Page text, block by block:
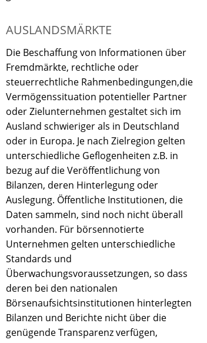
AUSLANDSMÄRKTE
Die Beschaffung von Informationen über
Fremdmärkte, rechtliche oder
steuerrechtliche Rahmenbedingungen,die
Vermögenssituation potentieller Partner
oder Zielunternehmen gestaltet sich im
Ausland schwieriger als in Deutschland
oder in Europa. Je nach Zielregion gelten
unterschiedliche Geflogenheiten z.B. in
bezug auf die Veröffentlichung von
Bilanzen, deren Hinterlegung oder
Auslegung. Öffentliche Institutionen, die
Daten sammeln, sind noch nicht überall
vorhanden. Für börsennotierte
Unternehmen gelten unterschiedliche
Standards und
Überwachungsvoraussetzungen, so dass
deren bei den nationalen
Börsenaufsichtsinstitutionen hinterlegten
Bilanzen und Berichte nicht über die
genügende Transparenz verfügen,